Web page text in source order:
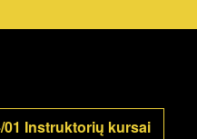
01 Instruktorių kursai